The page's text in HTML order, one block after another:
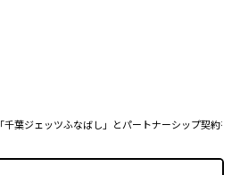
「千葉ジェッツふなばし」とパートナーシップ契約を